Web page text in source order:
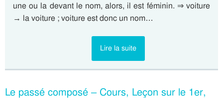
une ou la devant le nom, alors, il est féminin. ⇒ voiture
→ la voiture ; voiture est donc un nom…
Lire la suite
Le passé composé – Cours, Leçon sur le 1er,